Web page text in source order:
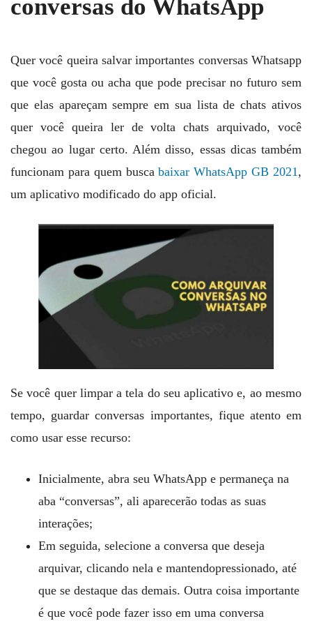
conversas do WhatsApp
Quer você queira salvar importantes conversas Whatsapp
que você gosta ou acha que pode precisar no futuro sem
que elas apareçam sempre em sua lista de chats ativos
quer você queira ler de volta chats arquivado, você
chegou ao lugar certo. Além disso, essas dicas também
funcionam para quem buscabaixar WhatsApp GB 2021 ,
um aplicativo modificado do app oficial.
Se você quer limpar a tela do seu aplicativo e, ao mesmo
tempo, guardar conversas importantes, fique atento em
como usar esse recurso:
Inicialmente, abra seu WhatsApp e permaneça na
aba “conversas”, ali aparecerão todas as suas
interações;
Em seguida, selecione a conversa que deseja
arquivar, clicando nela e mantendopressionado, até
que se destaque das demais. Outra coisa importante
é que você pode fazer isso em uma conversa